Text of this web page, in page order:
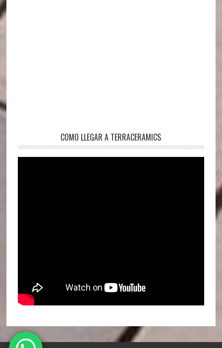
COMO LLEGAR A TERRACERAMICS